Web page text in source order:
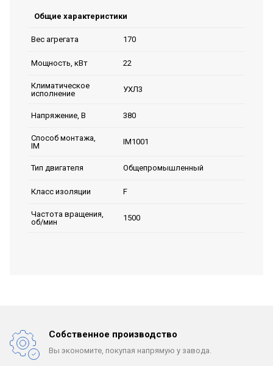
Общие характеристики
Вес агрегата 170
Мощность, кВт 22
Климатическое
исполнение
УХЛ3
Напряжение, В 380
Способ монтажа,
IM
IM1001
Тип двигателя Общепромышленный
Класс изоляции F
Частота вращения,
об/мин
1500
Собственное производство
Вы экономите, покупая напрямую у завода.